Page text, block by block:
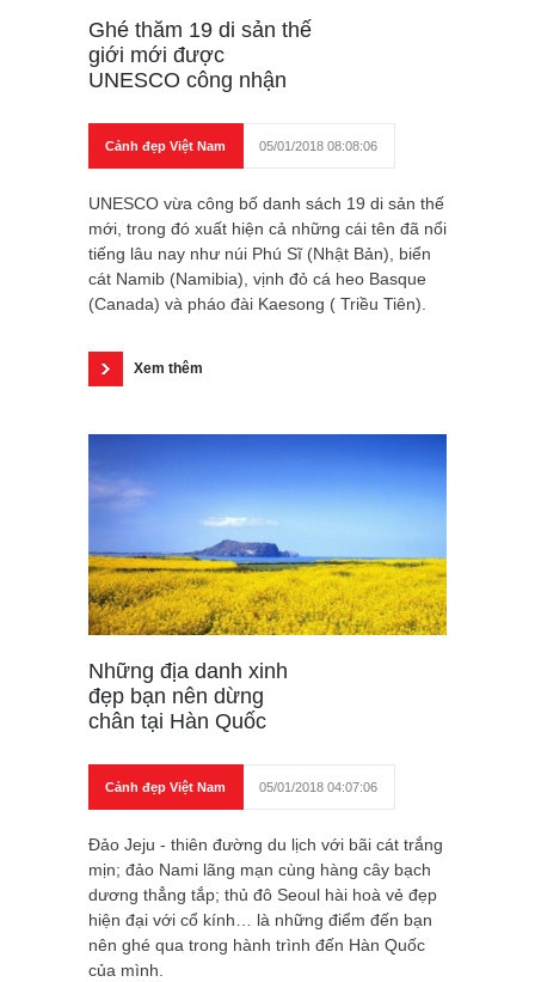
Ghé thăm 19 di sản thế
giới mới được
UNESCO công nhận
Cảnh đẹp Việt Nam 05/01/2018 08:08:06
UNESCO vừa công bố danh sách 19 di sản thế
mới, trong đó xuất hiện cả những cái tên đã nổi
tiếng lâu nay như núi Phú Sĩ (Nhật Bản), biển
cát Namib (Namibia), vịnh đỏ cá heo Basque
(Canada) và pháo đài Kaesong ( Triều Tiên).
Xem thêm
Những địa danh xinh
đẹp bạn nên dừng
chân tại Hàn Quốc
Cảnh đẹp Việt Nam 05/01/2018 04:07:06
Đảo Jeju - thiên đường du lịch với bãi cát trắng
mịn; đảo Nami lãng mạn cùng hàng cây bạch
dương thẳng tắp; thủ đô Seoul hài hoà vẻ đẹp
hiện đại với cổ kính… là những điểm đến bạn
nên ghé qua trong hành trình đến Hàn Quốc
của mình.